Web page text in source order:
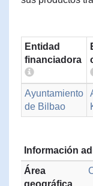
Entidad
financiadora
Ayuntamiento
de Bilbao
Información
Área
geográfica